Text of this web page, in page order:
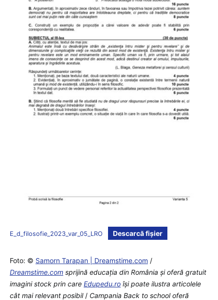
E_d_filosofie_2023_var_05_LRO Descarcă fișier
Foto: © Samorn Tarapan | Dreamstime.com /
Dreamstime.com sprijină educaţia din România şi oferă gratuit
imagini stock prin care Edupedu.ro îşi poate ilustra articolele
cât mai relevant posibil/ Campania Back to school oferă